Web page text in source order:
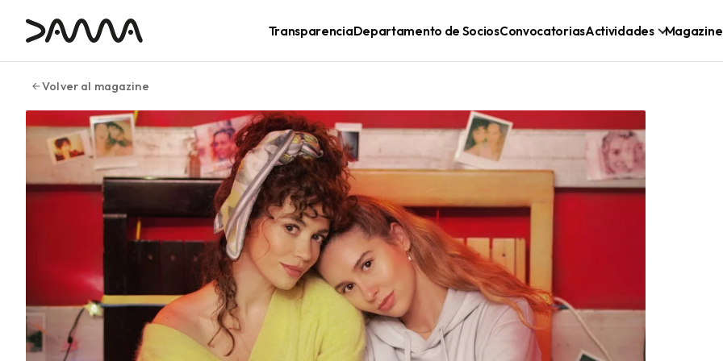
TransparenciaDepartamento de SociosConvocatoriasActividades Magazine
Volver al magazine